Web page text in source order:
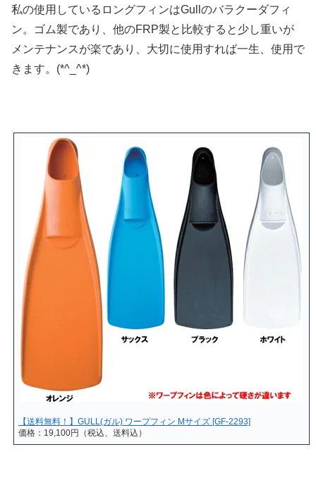
私の使用しているロングフィンはGullのバラクーダフィ
ン。ゴム製であり、他のFRP製と比較すると少し重いが
メンテナンスが楽であり、大切に使用すれば一生、使用で
きます。(*^_^*)
【送料無料！】GULL(ガル) ワープフィン Mサイズ [GF-2293]
価格：19,100円（税込、送料込）